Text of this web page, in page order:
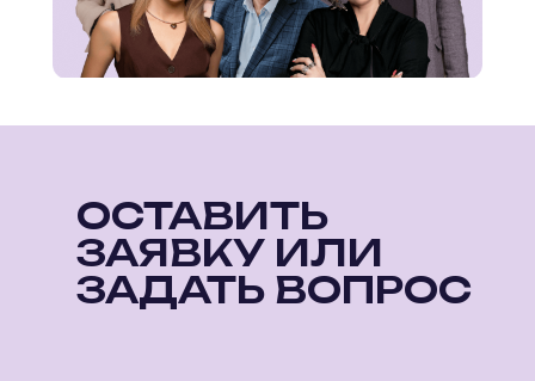
ОСТАВИТЬ
ЗАЯВКУ ИЛИ
ЗАДАТЬ ВОПРОС